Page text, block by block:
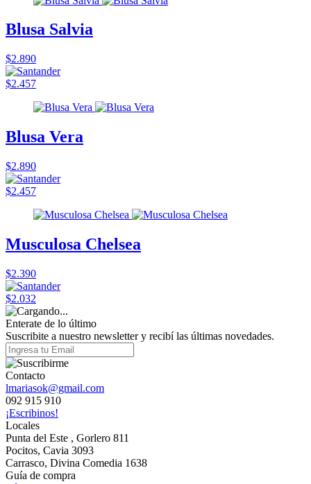
Blusa Salvia
$2.890
$2.457
Blusa Vera
$2.890
$2.457
Musculosa Chelsea
$2.390
$2.032
Enterate de lo último
Suscribite a nuestro newsletter y recibí las últimas novedades.
Contacto
lmariasok@gmail.com
092 915 910
¡Escribinos!
Locales
Punta del Este , Gorlero 811
Pocitos, Cavia 3093
Carrasco, Divina Comedia 1638
Guía de compra